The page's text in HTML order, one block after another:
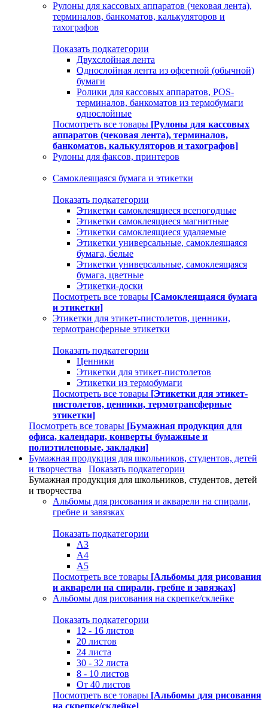
Рулоны для кассовых аппаратов (чековая лента),
терминалов, банкоматов, калькуляторов и
тахографов
Показать подкатегории
Двухслойная лента
Однослойная лента из офсетной (обычной)
бумаги
Ролики для кассовых аппаратов, POS-
терминалов, банкоматов из термобумаги
однослойные
Посмотреть все товары [Рулоны для кассовых
аппаратов (чековая лента), терминалов,
банкоматов, калькуляторов и тахографов]
Рулоны для факсов, принтеров
Самоклеящаяся бумага и этикетки
Показать подкатегории
Этикетки самоклеящиеся всепогодные
Этикетки самоклеящиеся магнитные
Этикетки самоклеящиеся удаляемые
Этикетки универсальные, самоклеящаяся
бумага, белые
Этикетки универсальные, самоклеящаяся
бумага, цветные
Этикетки-доски
Посмотреть все товары [Самоклеящаяся бумага
и этикетки]
Этикетки для этикет-пистолетов, ценники,
термотрансферные этикетки
Показать подкатегории
Ценники
Этикетки для этикет-пистолетов
Этикетки из термобумаги
Посмотреть все товары [Этикетки для этикет-
пистолетов, ценники, термотрансферные
этикетки]
Посмотреть все товары [Бумажная продукция для
офиса, календари, конверты бумажные и
полиэтиленовые, закладки]
Бумажная продукция для школьников, студентов, детей
и творчества
Показать подкатегории
Бумажная продукция для школьников, студентов, детей
и творчества
Альбомы для рисования и акварели на спирали,
гребне и завязках
Показать подкатегории
А3
А4
А5
Посмотреть все товары [Альбомы для рисования
и акварели на спирали, гребне и завязках]
Альбомы для рисования на скрепке/склейке
Показать подкатегории
12 - 16 листов
20 листов
24 листа
30 - 32 листа
8 - 10 листов
От 40 листов
Посмотреть все товары [Альбомы для рисования